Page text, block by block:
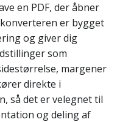
en PDF, der åbner
er bygget
og giver dig
som
margener
direkte i
så det er velegnet til
og deling af